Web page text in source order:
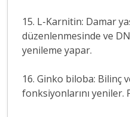
15. L-Karnitin: Damar
düzenlenmesinde ve
yenileme yapar.
16. Ginko biloba: Bilinç
fonksiyonlarını yeniler.